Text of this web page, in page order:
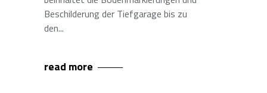
Beschilderung der Tiefgarage bis zu
den
read more